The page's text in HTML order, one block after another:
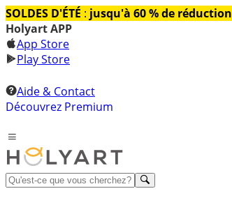
SOLDES D'ÉTÉ : jusqu'à 60 % de réduction
Holyart APP
App Store
Play Store
Aide & Contact
Découvrez Premium